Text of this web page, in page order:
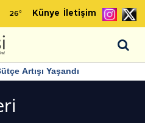
26° Künye İletişim
Artışı Yaşandı